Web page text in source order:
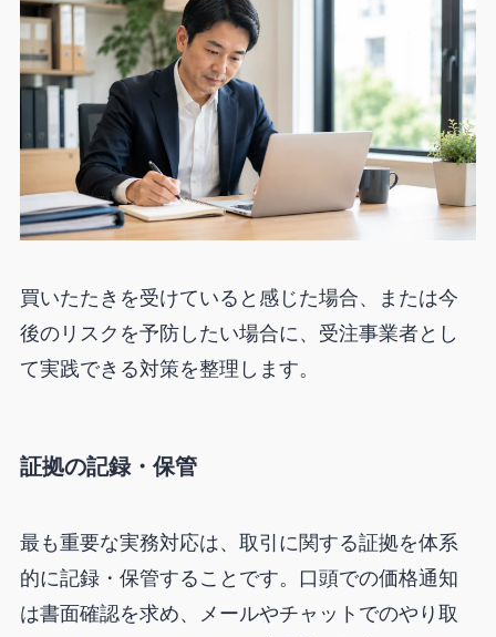
買いたたきを受けていると感じた場合、または今
後のリスクを予防したい場合に、受注事業者とし
て実践できる対策を整理します。
証拠の記録・保管
最も重要な実務対応は、取引に関する証拠を体系
的に記録・保管することです。口頭での価格通知
は書面確認を求め、メールやチャットでのやり取